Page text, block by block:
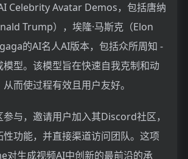
Celebrity Avatar Demos，包括唐纳
Trump），埃隆·马斯克（Elon
的AI名人AI版本，包括众所周知 -
型。该模型旨在快速自我克制和动
而使过程有效且用户友好。
与，邀请用户加入其Discord社区，
性功能，并直接渠道访问团队。这项
对生成视频AI中创新的最前沿的承